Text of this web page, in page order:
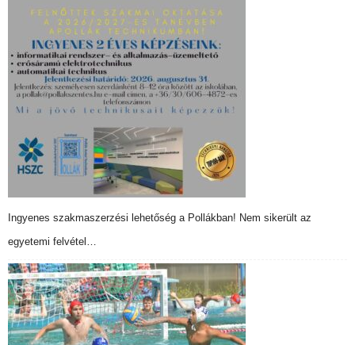
Ingyenes szakmaszerzési lehetőség a Pollákban! Nem sikerült az
egyetemi felvétel…